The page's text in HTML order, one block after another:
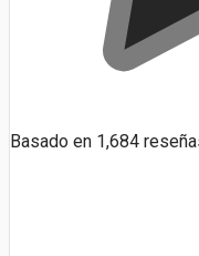
Basado en 1,684